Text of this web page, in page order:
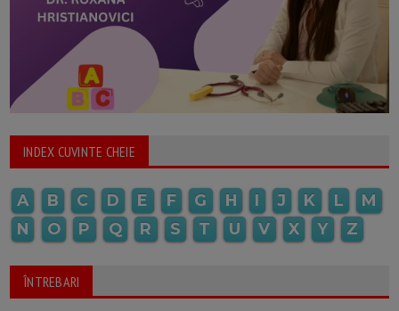
INDEX CUVINTE CHEIE
A B C D E F G H I J K L
M
N
O P Q R S T U V X Y Z
ÎNTREBARI